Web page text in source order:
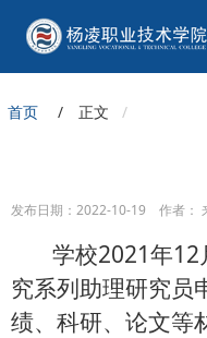
首页/ 正文
发布日期：2022-10-19 作者：
学校2021年12
究系列助理研究员
绩、科研、论文等